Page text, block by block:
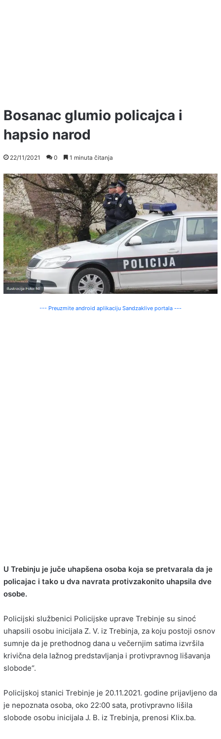
Bosanac glumio policajca i
hapsio narod
22/11/2021 0 1 minuta čitanja
--- Preuzmite android aplikaciju Sandzaklive portala ---
U Trebinju je juče uhapšena osoba koja se pretvarala da je
policajac i tako u dva navrata protivzakonito uhapsila dve
osobe.
Policijski službenici Policijske uprave Trebinje su sinoć
uhapsili osobu inicijala Z. V. iz Trebinja, za koju postoji osnov
sumnje da je prethodnog dana u večernjim satima izvršila
krivična dela lažnog predstavljanja i protivpravnog lišavanja
slobode“.
Policijskoj stanici Trebinje je 20.11.2021. godine prijavljeno da
je nepoznata osoba, oko 22:00 sata, protivpravno lišila
slobode osobu inicijala J. B. iz Trebinja, prenosi Klix.ba.